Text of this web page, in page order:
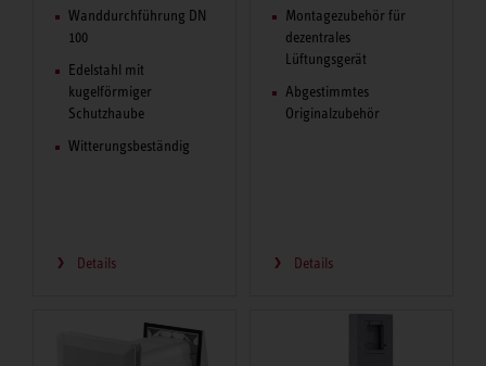
Wanddurchführung DN
100
Edelstahl mit
kugelförmiger
Schutzhaube
Witterungsbeständig
Details
Montagezubehör für
dezentrales
Lüftungsgerät
Abgestimmtes
Originalzubehör
Details